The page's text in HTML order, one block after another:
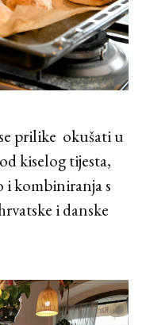
prilike okušati u
kiselog tijesta,
i kombiniranja s
i danske